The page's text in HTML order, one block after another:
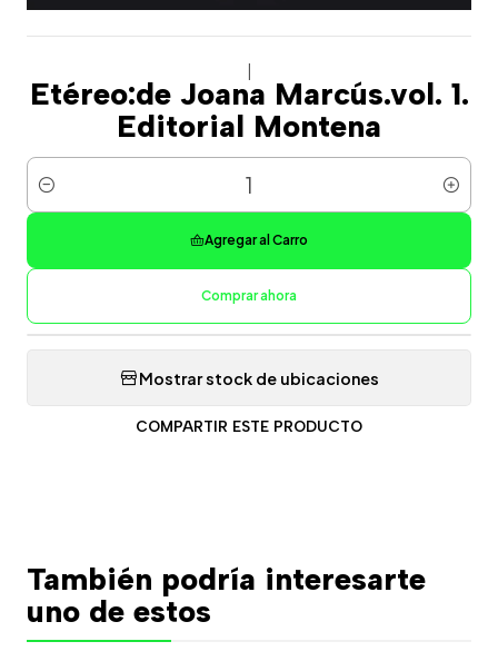
Etéreo:de Joana Marcús.vol. 1.
Editorial Montena
Cantidad
Agregar al Carro
Comprar ahora
Mostrar stock de ubicaciones
COMPARTIR ESTE PRODUCTO
También podría interesarte
uno de estos